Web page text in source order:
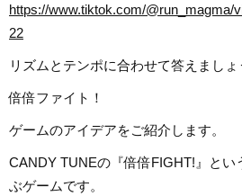
https://www.tiktok.com/@run_magma/
22
リズムとテンポに合わせて答えましょ
倍倍ファイト！
ゲームのアイデアをご紹介します。
CANDY TUNEの『倍倍FIGHT!』とい
ぶゲームです。